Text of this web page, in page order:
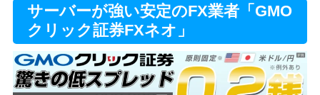
サーバーが強い安定のFX業者「GMO
クリック証券FXネオ」